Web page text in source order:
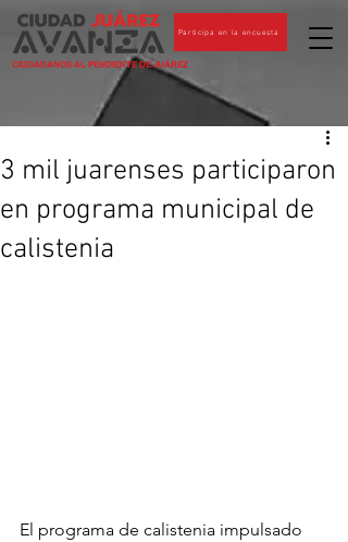
CIUDADANOS AL PENDIENTE DE JUÁREZ
Participa en la encuesta
3 mil juarenses participaron
en programa municipal de
calistenia
El programa de calistenia impulsado